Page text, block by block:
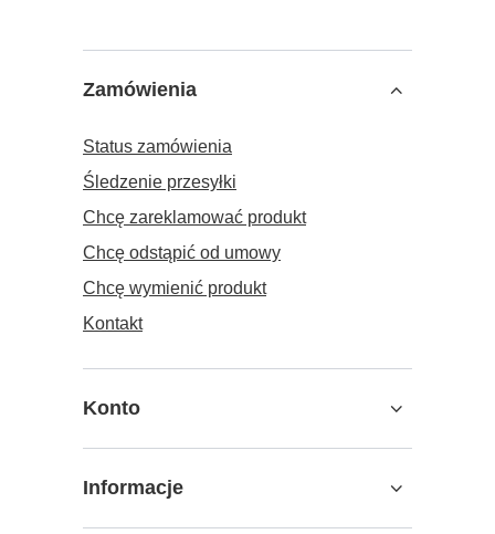
Zamówienia
Status zamówienia
Śledzenie przesyłki
Chcę zareklamować produkt
Chcę odstąpić od umowy
Chcę wymienić produkt
Kontakt
Konto
Informacje